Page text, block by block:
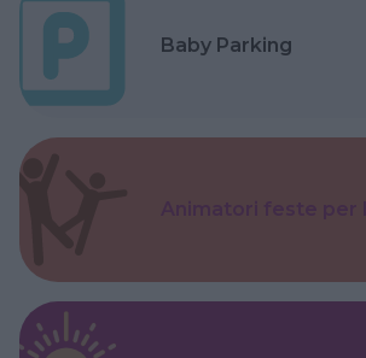
Baby Parking